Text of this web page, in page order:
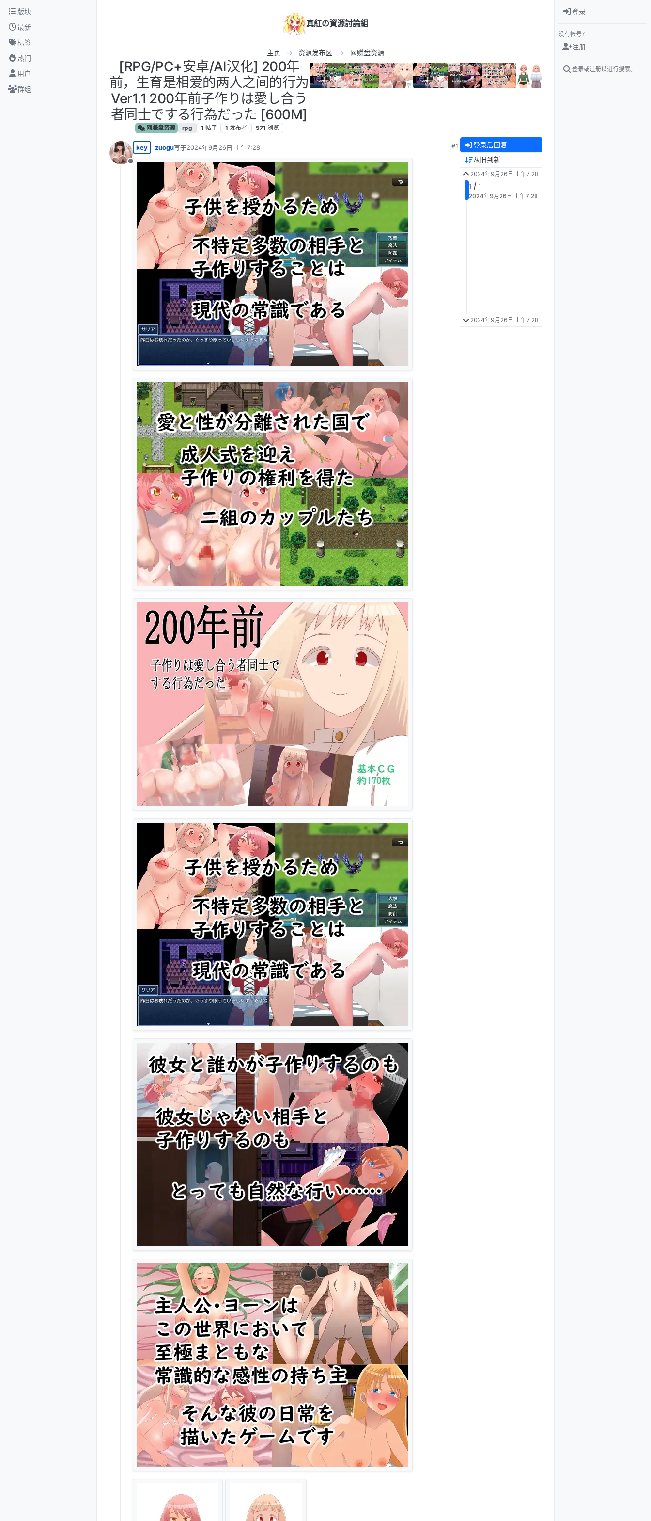
跳转至内容
版块
最新
标签
热门
用户
群组
真紅の資源討論組
主页 资源发布区 网赚盘资源
[RPG/PC+安卓/AI汉化] 200年
前，生育是相爱的两人之间的行为
Ver1.1 200年前子作りは愛し合う
者同士でする行為だった [600M]
网赚盘资源 rpg 1 帖子 1 发布者 571 浏览
离线
key zuogu写于2024年9月26日 上午7:28
最后由 编辑
#1 登录后回复
从旧到新
2024年9月26日 上午7:28
1 / 1
2024年9月26日 上午7:28
2024年9月26日 上午7:28
登录
没有帐号？
注册
登录或注册以进行搜索。